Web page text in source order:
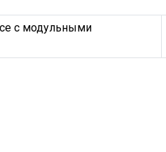
в офисе с модульными
с модульными